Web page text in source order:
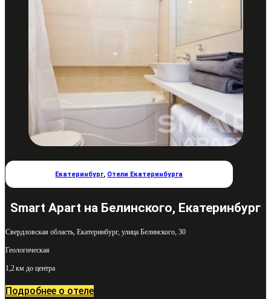
Екатеринбург, Отели Екатеринбурга
Smart Apart на Белинского, Екатеринбург
Свердловская область, Екатеринбург, улица Белинского, 30
Геологическая
1,2 км до центра
Подробнее о отеле